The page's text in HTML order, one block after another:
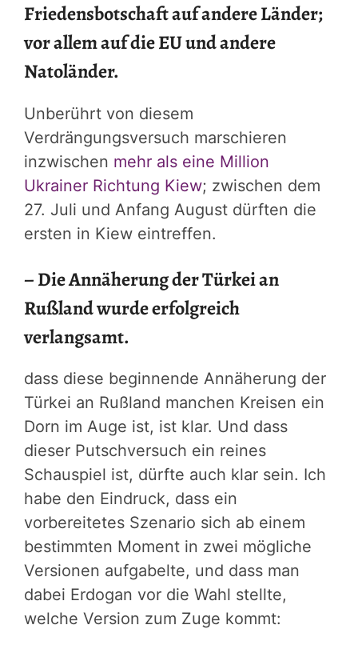
Friedensbotschaft auf andere Länder;
vor allem auf die EU und andere
Natoländer.
Unberührt von diesem
Verdrängungsversuch marschieren
inzwischen mehr als eine Million
Ukrainer Richtung Kiew; zwischen dem
27. Juli und Anfang August dürften die
ersten in Kiew eintreffen.
– Die Annäherung der Türkei an
Rußland wurde erfolgreich
verlangsamt.
dass diese beginnende Annäherung der
Türkei an Rußland manchen Kreisen ein
Dorn im Auge ist, ist klar. Und dass
dieser Putschversuch ein reines
Schauspiel ist, dürfte auch klar sein. Ich
habe den Eindruck, dass ein
vorbereitetes Szenario sich ab einem
bestimmten Moment in zwei mögliche
Versionen aufgabelte, und dass man
dabei Erdogan vor die Wahl stellte,
welche Version zum Zuge kommt: